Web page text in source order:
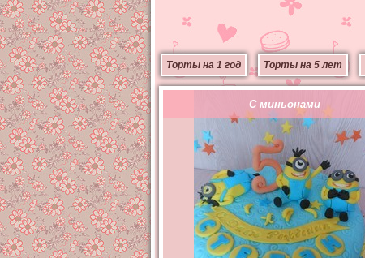
Торты на 1 год Торты на 5 лет
С миньонами